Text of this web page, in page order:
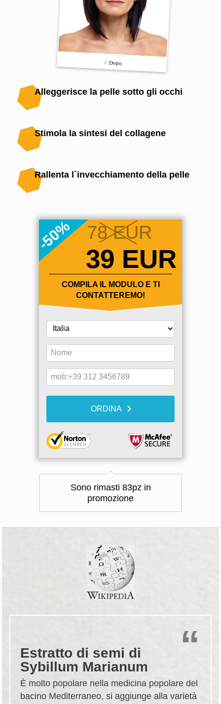
/ Dopo
Alleggerisce la pelle sotto gli occhi
Stimola la sintesi del collagene
Rallenta l`invecchiamento della pelle
Sono rimasti 83pz in
promozione
78 EUR
39 EUR
COMPILA IL MODULO E TI
CONTATTEREMO!
ORDINA
Estratto di semi di
Sybillum Marianum
È molto popolare nella medicina popolare del
bacino Mediterraneo, si aggiunge alla varietà